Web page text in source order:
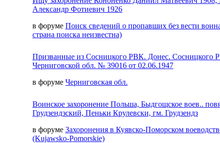
Александр Фотиевич 1926
в форуме Поиск сведений о пропавших без вести
страна поиска неизвестна)
Призванные из Сосницкого РВК. Донес. Сосницкого
Черниговской обл. № 39016 от 02.06.1947
в форуме Черниговская обл.
Воинское захоронение Польша, Быдгощское воев..
Грудзендзский, Пеньки Крулевски, гм. Грудзендз
в форуме Захоронения в Куявско-Поморском
(Kujawsko-Pomorskie)